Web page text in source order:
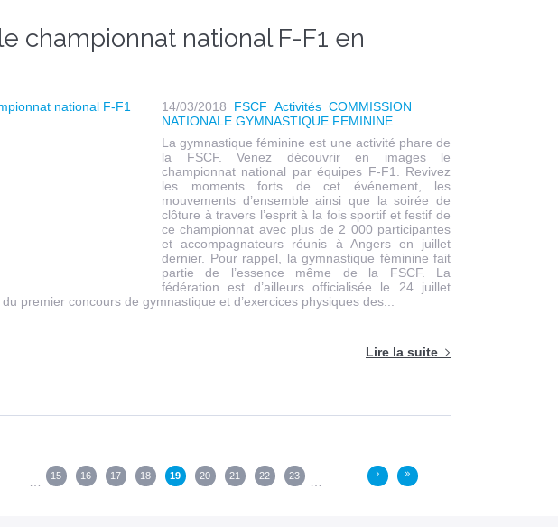
championnat national F-F1 en
14/03/2018 FSCF Activités COMMISSION
NATIONALE GYMNASTIQUE FEMININE
La gymnastique féminine est une activité phare de
la FSCF. Venez découvrir en images le
championnat national par équipes F-F1. Revivez
les moments forts de cet événement, les
mouvements d’ensemble ainsi que la soirée de
clôture à travers l’esprit à la fois sportif et festif de
ce championnat avec plus de 2 000 participantes
et accompagnateurs réunis à Angers en juillet
dernier. Pour rappel, la gymnastique féminine fait
partie de l’essence même de la FSCF. La
fédération est d’ailleurs officialisée le 24 juillet
du premier concours de gymnastique et d’exercices physiques des...
Lire la suite
15 16 17 18 19 20 21 22 23 › »